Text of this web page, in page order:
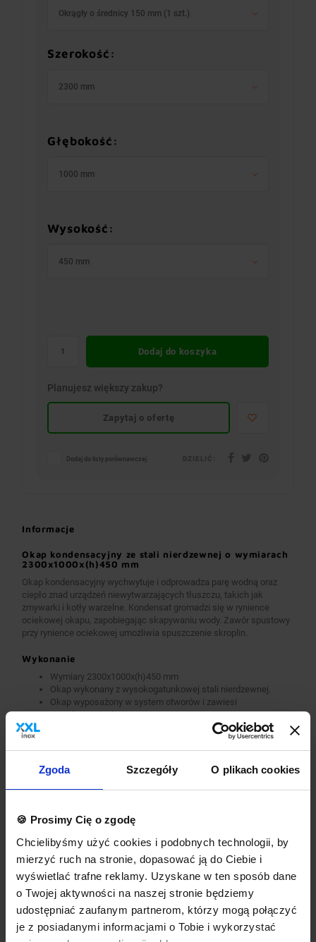
Zgoda Szczegóły O plikach cookies
🍪 Prosimy Cię o zgodę
Chcielibyśmy użyć cookies i podobnych technologii, by
mierzyć ruch na stronie, dopasować ją do Ciebie i
wyświetlać trafne reklamy. Uzyskane w ten sposób dane
o Twojej aktywności na naszej stronie będziemy
udostępniać zaufanym partnerom, którzy mogą połączyć
je z posiadanymi informacjami o Tobie i wykorzystać
Okrągły o średnicy 150 mm (1 szt.)
Szerokość:
2300 mm
Głębokość:
1000 mm
Wysokość:
450 mm
Dodaj do koszyka
Planujesz większy zakup?
Zapytaj o ofertę
Dodaj do listy porównawczej
Informacje
Okap kondensacyjny ze stali nierdzewnej o wymiarach
2300x1000x(h)450 mm
Okap kondensacyjny wychwytuje i odprowadza parę wodną oraz
ciepło znad urządzeń niewytwarzających tłuszczu, takich jak
zmywarki i kotły warzelne. Kondensat gromadzi się w rynience
ociekowej okapu, zapobiegając skapywaniu wody. Zawór spustowy
przy rynience ociekowej umożliwia spuszczenie skroplin.
Wykonanie
Wymiary 2300x1000x(h)450 mm
Okap wykonany z wysokogatunkowej stali nierdzewnej.
Okap wyposażony w system otworów i zawiesi
umożliwiających montaż.
Króćce stanowią dodatkowe wyposażenie okapu.
Okap należy podłączyć do wentylatora lub instalacji
wentylacyjnej w budynku.
Opcje dodatkowe
wykonanie w standardzie AISI 304
inne dodatkowe wymagania
Wyposażenie dodatkowe dostępne za dopłatą. Prosimy o wybranie
odpowiednich opcji przed dodaniem produktu do koszyka. W
przypadku niestandardowych wymagań dotyczących produktu
prosimy o dodanie komentarza w polu Dodatkowe wymagania.
Najwyższa jakość wykonania